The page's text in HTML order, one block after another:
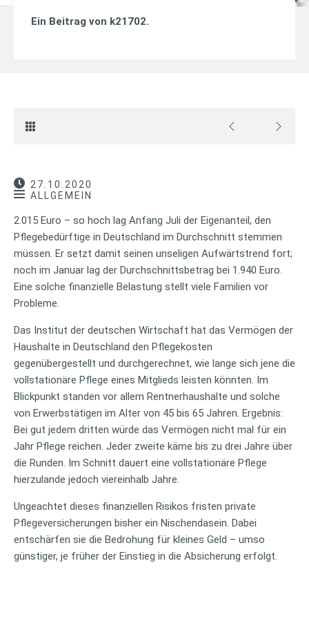
Ein Beitrag von k21702.
27.10.2020
ALLGEMEIN
2.015 Euro – so hoch lag Anfang Juli der Eigenanteil, den
Pflegebedürftige in Deutschland im Durchschnitt stemmen
müssen. Er setzt damit seinen unseligen Aufwärtstrend fort;
noch im Januar lag der Durchschnittsbetrag bei 1.940 Euro.
Eine solche finanzielle Belastung stellt viele Familien vor
Probleme.
Das Institut der deutschen Wirtschaft hat das Vermögen der
Haushalte in Deutschland den Pflegekosten
gegenübergestellt und durchgerechnet, wie lange sich jene die
vollstationäre Pflege eines Mitglieds leisten könnten. Im
Blickpunkt standen vor allem Rentnerhaushalte und solche
von Erwerbstätigen im Alter von 45 bis 65 Jahren. Ergebnis:
Bei gut jedem dritten würde das Vermögen nicht mal für ein
Jahr Pflege reichen. Jeder zweite käme bis zu drei Jahre über
die Runden. Im Schnitt dauert eine vollstationäre Pflege
hierzulande jedoch viereinhalb Jahre.
Ungeachtet dieses finanziellen Risikos fristen private
Pflegeversicherungen bisher ein Nischendasein. Dabei
entschärfen sie die Bedrohung für kleines Geld – umso
günstiger, je früher der Einstieg in die Absicherung erfolgt.